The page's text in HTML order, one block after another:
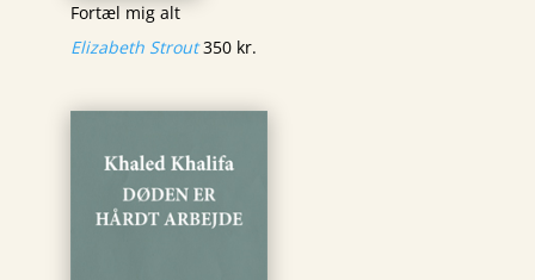
Fortæl mig alt
Elizabeth Strout 350 kr.